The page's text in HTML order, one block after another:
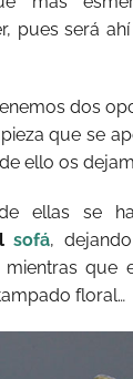
pues será
dos
que se
ello os
ellas se
sofá,
mientras que
floral…